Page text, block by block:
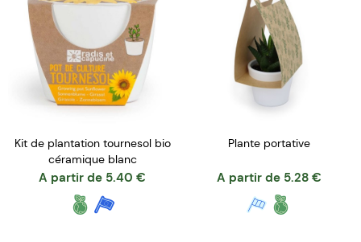
Kit de plantation tournesol bio
céramique blanc
A partir de 5.40 €
Plante portative
A partir de 5.28 €